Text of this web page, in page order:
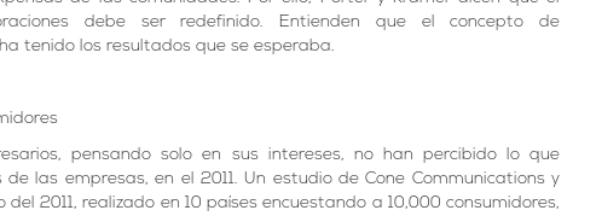
debe ser redefinido. Entienden que el concepto de
tenido los resultados que se esperaba.
pensando solo en sus intereses, no han percibido lo que
de las empresas, en el 2011. Un estudio de Cone Communications y
del 2011, realizado en 10 países encuestando a 10,000 consumidores,